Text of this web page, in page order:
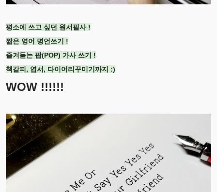
평소에 쓰고 싶던 원서필사 !
짧은 영어 명언쓰기 !
즐겨듣는 팝(POP) 가사 쓰기 !
책갈피, 엽서, 다이어리꾸미기까지 :)
WOW !!!!!!